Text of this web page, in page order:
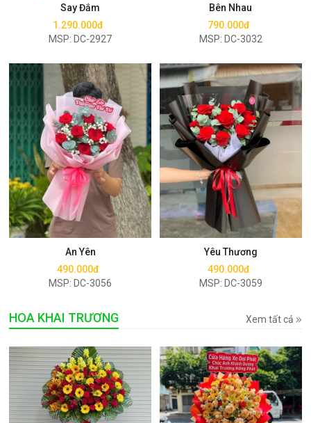
Say Đắm
1.290.000đ
MSP: DC-2927
Bên Nhau
790.000đ
MSP: DC-3032
An Yên
490.000đ
MSP: DC-3056
Mua ngay
Yêu Thương
490.000đ
MSP: DC-3059
Mua ngay
HOA KHAI TRƯƠNG Xem tất cả